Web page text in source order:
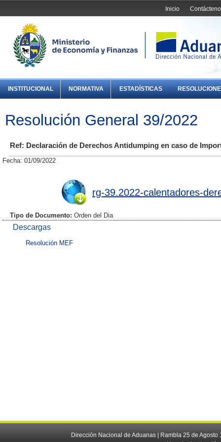
Inicio
INSTITUCIONAL NORMATIVA ESTADÍSTICAS
Resolución General 39/2022
Ref: Declaración de Derechos Antidumping en caso de
Fecha: 01/09/2022
rg-39.2022-calentadores-
Tipo de Documento: Orden del Dia
Descargas
Resolución MEF
Dirección Nacional de Aduanas | Rambla 25 de